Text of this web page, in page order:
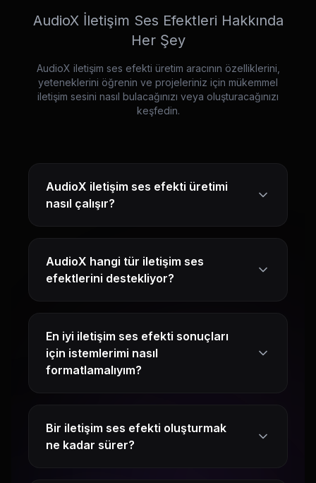
AudioX İletişim Ses Efektleri Hakkında
Her Şey
AudioX iletişim ses efekti üretim aracının özelliklerini,
yeteneklerini öğrenin ve projeleriniz için mükemmel
iletişim sesini nasıl bulacağınızı veya oluşturacağınızı
keşfedin.
AudioX iletişim ses efekti üretimi
nasıl çalışır?
AudioX hangi tür iletişim ses
efektlerini destekliyor?
En iyi iletişim ses efekti sonuçları
için istemlerimi nasıl
formatlamalıyım?
Bir iletişim ses efekti oluşturmak
ne kadar sürer?